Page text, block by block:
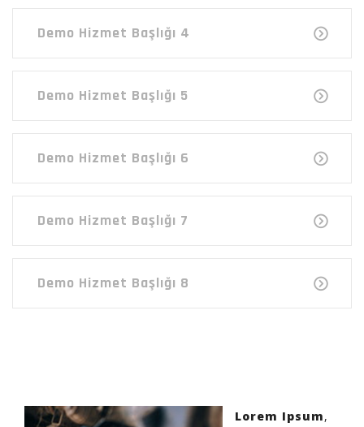
Demo Hizmet Başlığı 4
Demo Hizmet Başlığı 5
Demo Hizmet Başlığı 6
Demo Hizmet Başlığı 7
Demo Hizmet Başlığı 8
Lorem Ipsum,